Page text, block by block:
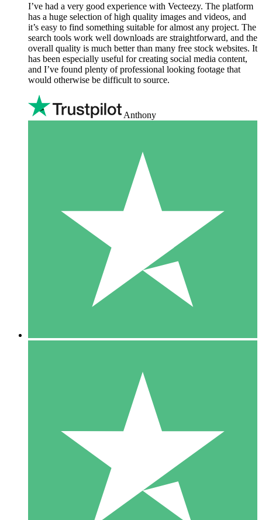
I’ve had a very good experience with Vecteezy. The platform
has a huge selection of high quality images and videos, and
it’s easy to find something suitable for almost any project. The
search tools work well downloads are straightforward, and the
overall quality is much better than many free stock websites. It
has been especially useful for creating social media content,
and I’ve found plenty of professional looking footage that
would otherwise be difficult to source.
Anthony